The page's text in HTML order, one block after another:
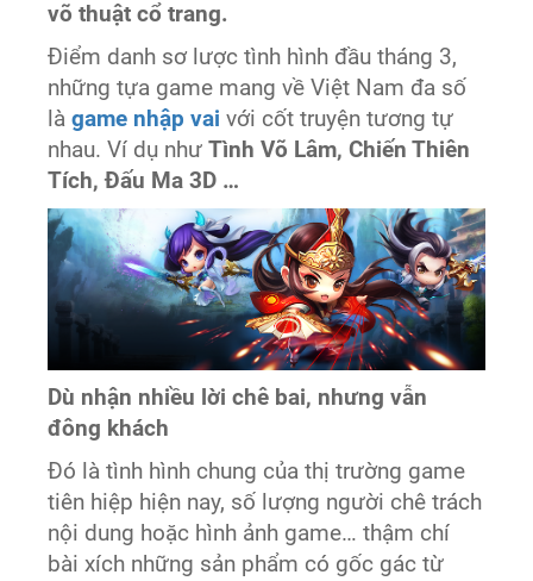
võ thuật cổ trang.
Điểm danh sơ lược tình hình đầu tháng 3,
những tựa game mang về Việt Nam đa số
làgame nhập vai với cốt truyện tương tự
nhau. Ví dụ nhưTình Võ Lâm, Chiến Thiên
Tích, Đấu Ma 3D …
Dù nhận nhiều lời chê bai, nhưng vẫn
đông khách
Đó là tình hình chung của thị trường game
tiên hiệp hiện nay, số lượng người chê trách
nội dung hoặc hình ảnh game… thậm chí
bài xích những sản phẩm có gốc gác từ